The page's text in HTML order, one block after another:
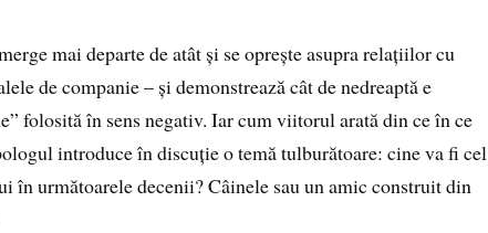
mai departe de atât și se oprește asupra relațiilor cu
de companie – și demonstrează cât de nedreaptă e
folosită în sens negativ. Iar cum viitorul arată din ce în ce
introduce în discuție o temă tulburătoare: cine va fi cel
în următoarele decenii? Câinele sau un amic construit din